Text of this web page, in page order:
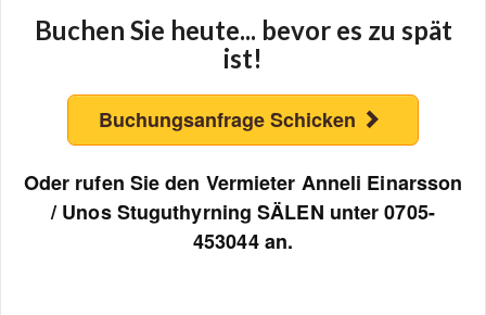
Buchen Sie heute... bevor es zu spät
ist!
Buchungsanfrage Schicken
Oder rufen Sie den Vermieter Anneli Einarsson
/ Unos Stuguthyrning SÄLEN unter 0705-
453044 an.